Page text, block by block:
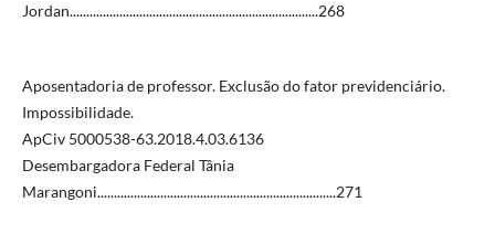
Jordan...........................................................................268
Aposentadoria de professor. Exclusão do fator previdenciário.
Impossibilidade.
ApCiv 5000538-63.2018.4.03.6136
Desembargadora Federal Tânia
Marangoni........................................................................271